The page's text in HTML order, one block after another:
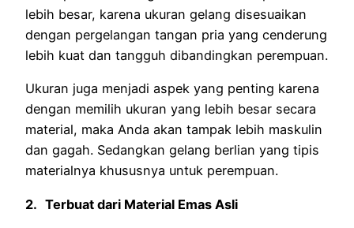
lebih besar, karena ukuran gelang disesuaikan
dengan pergelangan tangan pria yang cenderung
lebih kuat dan tangguh dibandingkan perempuan.
Ukuran juga menjadi aspek yang penting karena
dengan memilih ukuran yang lebih besar secara
material, maka Anda akan tampak lebih maskulin
dan gagah. Sedangkan gelang berlian yang tipis
materialnya khususnya untuk perempuan.
2. Terbuat dari Material Emas Asli